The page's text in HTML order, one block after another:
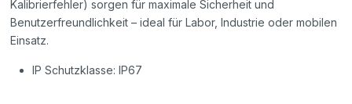
Kalibrierfehler) sorgen für maximale Sicherheit und
Benutzerfreundlichkeit – ideal für Labor, Industrie oder mobilen
Einsatz.
IP Schutzklasse: IP67